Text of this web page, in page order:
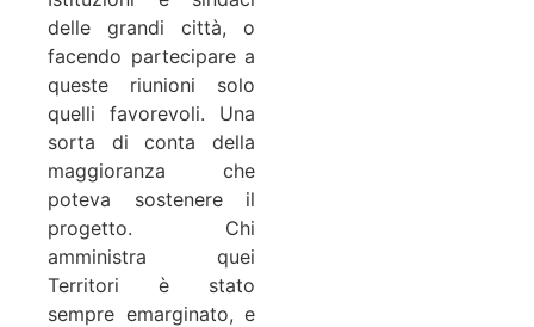
delle grandi città, o
facendo partecipare a
queste riunioni solo
quelli favorevoli. Una
sorta di conta della
maggioranza che
poteva sostenere il
progetto. Chi
amministra quei
Territori è stato
sempre emarginato, e